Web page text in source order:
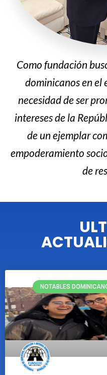
Como fundación
dominicanos en el
necesidad de ser
intereses de la
de un ejemplar
empoderamiento
de
NOTABLES